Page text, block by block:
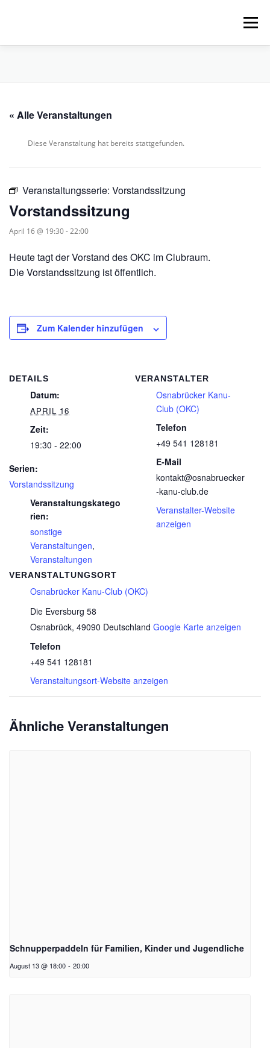
Menü
VERLEIH, TOUREN UND SUP
« Alle Veranstaltungen
Diese Veranstaltung hat bereits stattgefunden.
Veranstaltungsserie: Vorstandssitzung
Vorstandssitzung
April 16 @ 19:30-22:00
Heute tagt der Vorstand des OKC im Clubraum.
Die Vorstandssitzung ist öffentlich.
Zum Kalender hinzufügen
DETAILS
Datum:
APRIL 16
Zeit:
19:30 - 22:00
Serien:
Vorstandssitzung
Veranstaltungskatego
rien:
sonstige
Veranstaltungen,
Veranstaltungen
VERANSTALTUNGSORT
Osnabrücker Kanu-Club (OKC)
Die Eversburg 58
Osnabrück, 49090 Deutschland Google Karte anzeigen
Telefon
+49 541 128181
Veranstaltungsort-Website anzeigen
VERANSTALTER
Osnabrücker Kanu-
Club (OKC)
Telefon
+49 541 128181
E-Mail
kontakt@osnabruecker
-kanu-club.de
Veranstalter-Website
anzeigen
Ähnliche Veranstaltungen
Schnupperpaddeln für Familien, Kinder und Jugendliche
August 13 @ 18:00 - 20:00